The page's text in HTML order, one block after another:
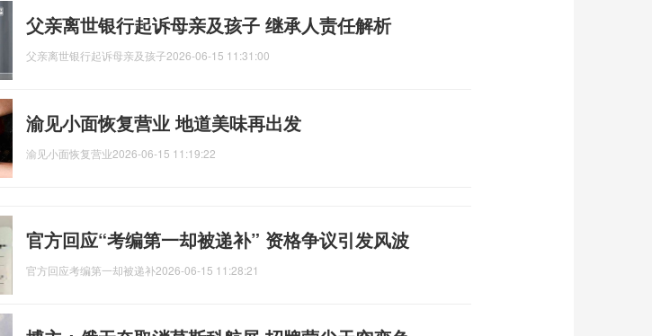
父亲离世银行起诉母亲及孩子 继承人责任解析
父亲离世银行起诉母亲及孩子2026-06-15 11:31:00
渝见小面恢复营业 地道美味再出发
渝见小面恢复营业2026-06-15 11:19:22
官方回应“考编第一却被递补” 资格争议引发风波
官方回应考编第一却被递补2026-06-15 11:28:21